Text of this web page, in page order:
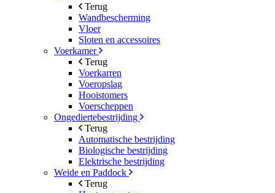
Terug
Wandbescherming
Vloer
Sloten en accessoires
Voerkamer
Terug
Voerkarren
Voeropslag
Hooistomers
Voerscheppen
Ongediertebestrijding
Terug
Automatische bestrijding
Biologische bestrijding
Elektrische bestrijding
Weide en Paddock
Terug